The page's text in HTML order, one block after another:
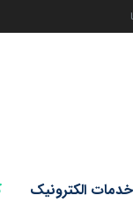
خدمات الکترونیک